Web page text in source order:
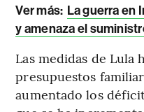
Ver más: La guerra en
y amenaza el
Las medidas de Lula
presupuestos
aumentado los